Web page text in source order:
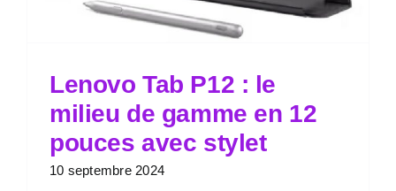
Lenovo Tab P12 : le
milieu de gamme en 12
pouces avec stylet
10 septembre 2024